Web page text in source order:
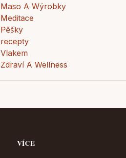
Maso A Wýrobky
Meditace
Pěšky
recepty
Vlakem
Zdraví A Wellness
VÍCE